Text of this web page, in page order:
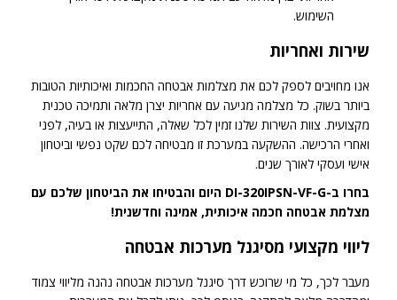
השימוש.
שירות ואחריות
אנו מחויבים לספק לכם את מצלמות אבטחה החכמות ואיכותיות הטובות
ביותר בשוק. כל מצלמה מגיעה עם אחריות יצרן מלאה ותמיכה טכנית
מקצועית. צוות השירות שלנו זמין לכל שאלה, התייעצות או בעיה, לפני
ואחרי הרכישה. ההשקעה במערכת זו מבטיחה לכם שקט נפשי וביטחון
אישי ועסקי לאורך שנים.
בחרו ב-DI-320IPSN-VF-G היום והבטיחו את הביטחון שלכם עם
מצלמת אבטחה חכמה איכותית, אמינה וחדשנית!
ליווי מקצועי מסיגנל מערכות אבטחה
מעבר לכך, כל מי שרוכש דרך סיגנל מערכות אבטחה נהנה מליווי צמוד